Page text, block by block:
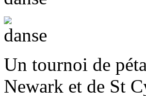
Un tournoi de
Newark et de St